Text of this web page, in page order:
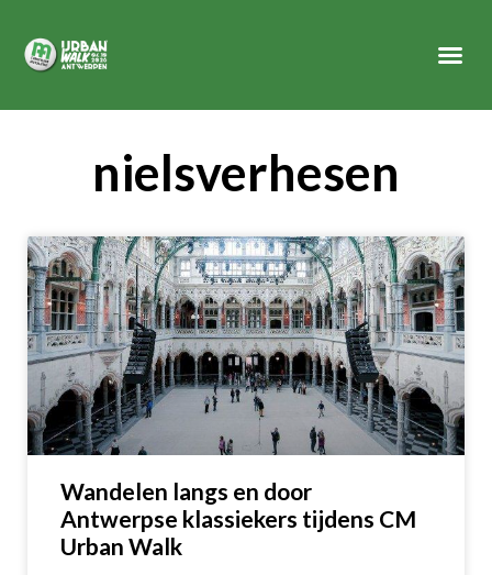
nielsverhesen
Wandelen langs en door
Antwerpse klassiekers tijdens CM
Urban Walk